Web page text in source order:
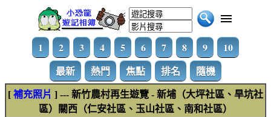
1 2 3 4 5 6 7 8 9
10
最新
熱門 焦點 排名 隨機
[ 補充照片 ] --- 新竹農村再生遊覽 - 新埔（大坪社區、旱坑社
區）關西（仁安社區、玉山社區、南和社區）